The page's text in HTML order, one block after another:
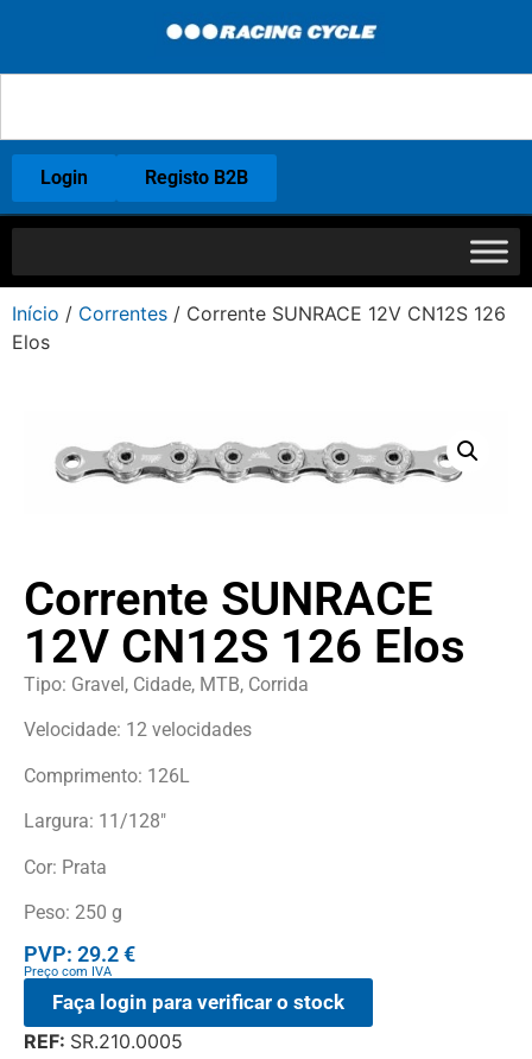
Login Registo B2B
Início / Correntes / Corrente SUNRACE 12V CN12S 126
Elos
Corrente SUNRACE
12V CN12S 126 Elos
Tipo: Gravel, Cidade, MTB, Corrida
Velocidade: 12 velocidades
Comprimento: 126L
Largura: 11/128″
Cor: Prata
Peso: 250 g
PVP: 29.2 €
Preço com IVA
Faça login para verificar o stock
REF: SR.210.0005